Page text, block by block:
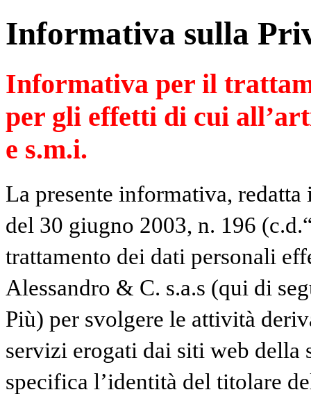
Informativa sulla
Informativa per il
per gli effetti di cui
e s.m.i.
La presente informativa,
del 30 giugno 2003, n. 196
trattamento dei dati personali
Alessandro & C. s.a.s (qui di
Più) per svolgere le attività
servizi erogati dai siti web della
specifica l’identità del titolare